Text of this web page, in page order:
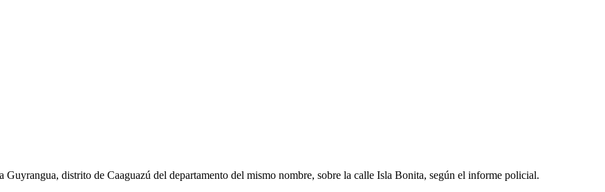
distrito de Caaguazú del departamento del mismo nombre, sobre la calle Isla Bonita, según el informe policial.